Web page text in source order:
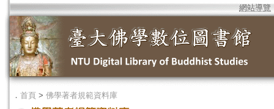
網站導覽
． 首頁 > 佛學著者規範資料庫